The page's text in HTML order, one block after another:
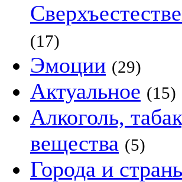
(17)
Эмоции (29)
Актуальное (15)
Алкоголь,
вещества (5)
Города и